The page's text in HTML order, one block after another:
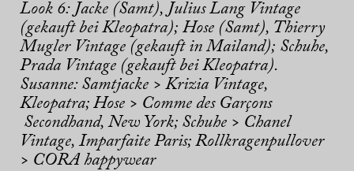
Look 6: Jacke (Samt), Julius Lang Vintage
(gekauft bei Kleopatra); Hose (Samt), Thierry
Mugler Vintage (gekauft in Mailand); Schuhe,
Prada Vintage (gekauft bei Kleopatra).
Susanne: Samtjacke > Krizia Vintage,
Kleopatra; Hose > Comme des Garçons
Secondhand, New York; Schuhe > Chanel
Vintage, Imparfaite Paris; Rollkragenpullover
> CORA happywear